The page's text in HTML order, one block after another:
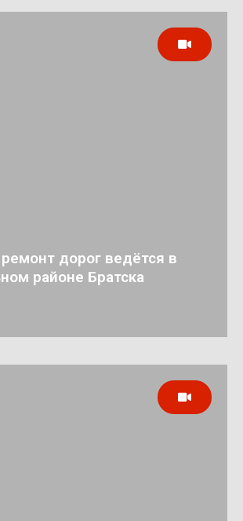
дорог ведётся в
районе Братска